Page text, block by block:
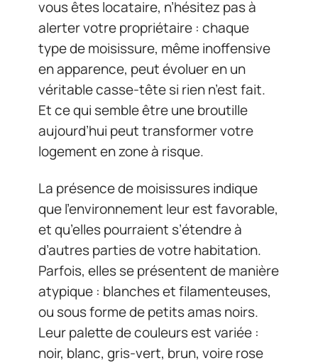
vous êtes locataire, n’hésitez pas à
alerter votre propriétaire : chaque
type de moisissure, même inoffensive
en apparence, peut évoluer en un
véritable casse-tête si rien n’est fait.
Et ce qui semble être une broutille
aujourd’hui peut transformer votre
logement en zone à risque.
La présence de moisissures indique
que l’environnement leur est favorable,
et qu’elles pourraient s’étendre à
d’autres parties de votre habitation.
Parfois, elles se présentent de manière
atypique : blanches et filamenteuses,
ou sous forme de petits amas noirs.
Leur palette de couleurs est variée :
noir, blanc, gris-vert, brun, voire rose